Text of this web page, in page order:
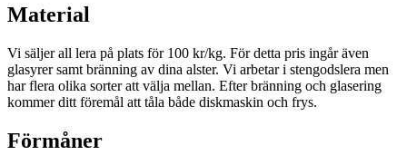
Material
Vi säljer all lera på plats för 100 kr/kg. För detta pris ingår även
glasyrer samt bränning av dina alster. Vi arbetar i stengodslera men
har flera olika sorter att välja mellan. Efter bränning och glasering
kommer ditt föremål att tåla både diskmaskin och frys.
Förmåner